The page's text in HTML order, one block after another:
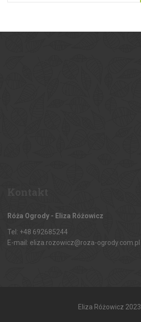
Róża Ogrody - Eliza Różowicz
Tel: +48 692685244
E-mail: eliza.rozowicz@roza-ogrody.com.pl
Eliza Różowicz 2023